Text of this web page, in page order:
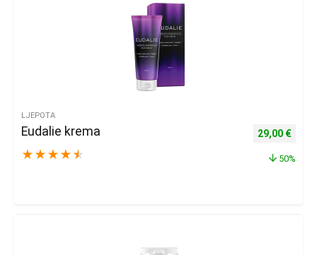
LJEPOTA
Eudalie krema
★ ★ ★ ★ ★
Izvorna
29,00 €
50%